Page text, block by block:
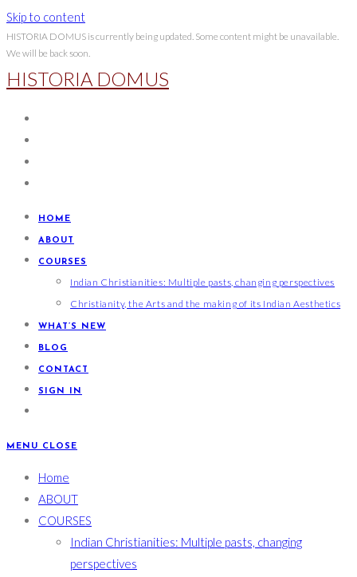
Skip to content
HISTORIA DOMUS is currently being updated. Some content might be unavailable.
We will be back soon.
HISTORIA DOMUS
HOME
ABOUT
COURSES
Indian Christianities: Multiple pasts, changing perspectives
Christianity, the Arts and the making of its Indian Aesthetics
WHAT’S NEW
BLOG
CONTACT
SIGN IN
MENU CLOSE
Home
ABOUT
COURSES
Indian Christianities: Multiple pasts, changing
perspectives